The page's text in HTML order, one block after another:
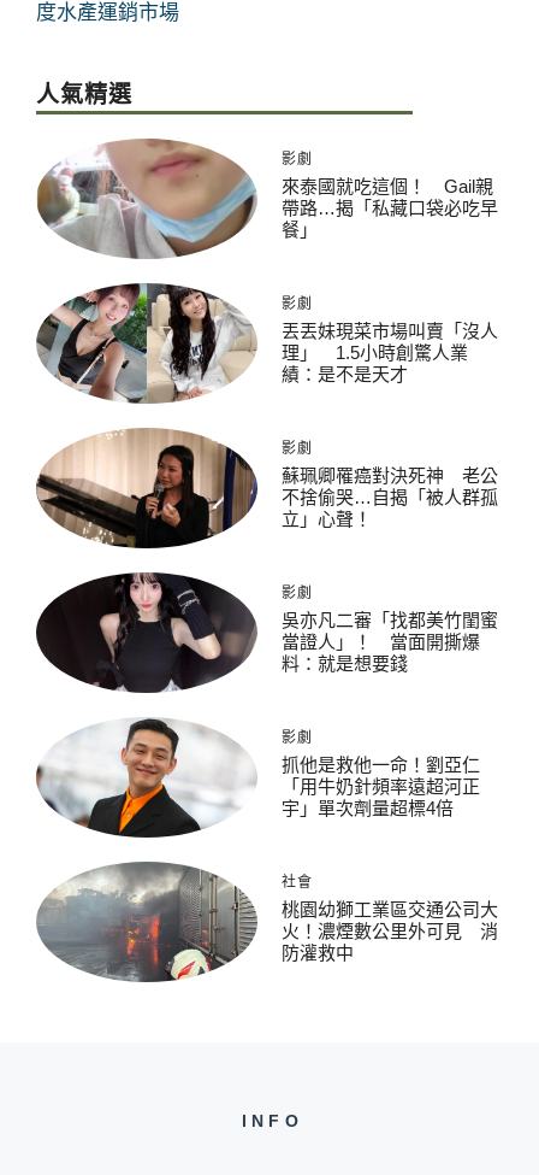
度水產運銷市場
人氣精選
影劇
來泰國就吃這個！ Gail親
帶路…揭「私藏口袋必吃早
餐」
影劇
丟丟妹現菜市場叫賣「沒人
理」 1.5小時創驚人業
績：是不是天才
影劇
蘇珮卿罹癌對決死神 老公
不捨偷哭…自揭「被人群孤
立」心聲！
影劇
吳亦凡二審「找都美竹閨蜜
當證人」！ 當面開撕爆
料：就是想要錢
影劇
抓他是救他一命！劉亞仁
「用牛奶針頻率遠超河正
宇」單次劑量超標4倍
社會
桃園幼獅工業區交通公司大
火！濃煙數公里外可見 消
防灌救中
INFO